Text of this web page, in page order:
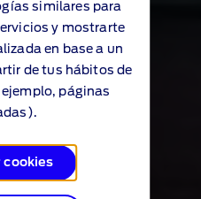
similares para
y mostrarte
en base a un
de tus hábitos de
páginas
cookies